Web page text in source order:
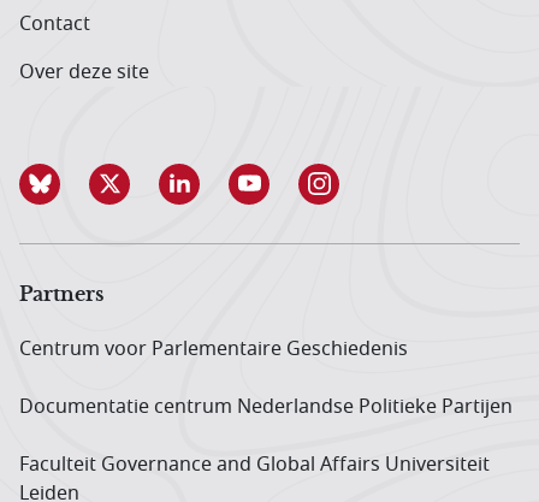
Contact
Over deze site
Partners
Centrum voor Parlementaire Geschiedenis
Documentatie centrum Neder­landse Politieke Partijen
Faculteit Governance and Global Affairs Universiteit
Leiden